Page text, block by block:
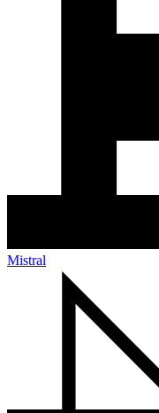
Mistral